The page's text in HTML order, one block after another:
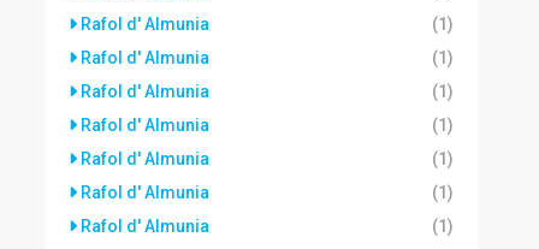
Rafol d' Almunia
(1)
Rafol d' Almunia
(1)
Rafol d' Almunia
(1)
Rafol d' Almunia
(1)
Rafol d' Almunia
(1)
Rafol d' Almunia
(1)
Rafol d' Almunia
(1)